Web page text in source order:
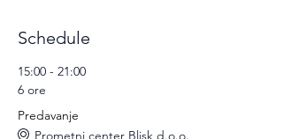
Schedule
15:00 - 21:00
6 ore
Predavanje
Prometni center Blisk d.o.o.